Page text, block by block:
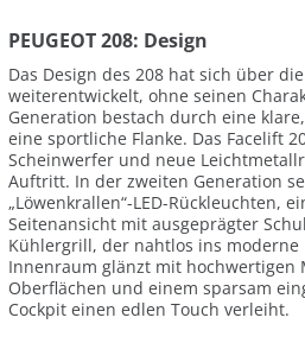
PEUGEOT 208: Design
Das Design des 208 hat sich über
weiterentwickelt, ohne seinen
Generation bestach durch eine
eine sportliche Flanke. Das Facelift
Scheinwerfer und neue
Auftritt. In der zweiten Generation
„Löwenkrallen“-LED-Rückleuchten,
Seitenansicht mit ausgeprägter
Kühlergrill, der nahtlos ins
Innenraum glänzt mit hochwertigen
Oberflächen und einem sparsam
Cockpit einen edlen Touch verleiht.